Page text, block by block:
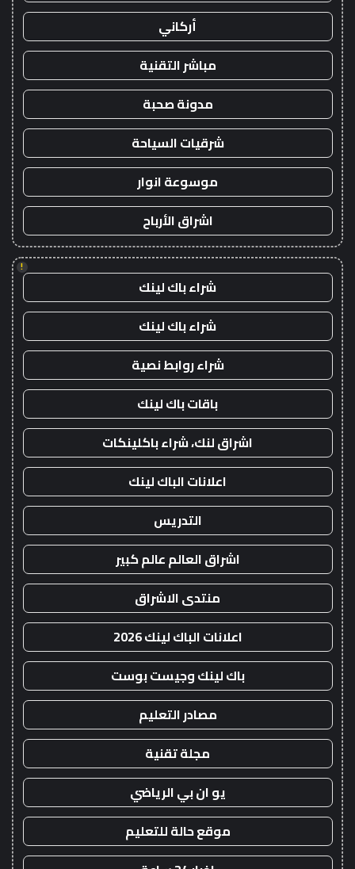
أركاني
مباشر التقنية
مدونة صحبة
شرقيات السياحة
موسوعة انوار
اشراق الأرباح
!
شراء باك لينك
شراء باك لينك
شراء روابط نصية
باقات باك لينك
اشراق لنك، شراء باكلينكات
اعلانات الباك لينك
التدريس
اشراق العالم عالم كبير
منتدى الاشراق
اعلانات الباك لينك 2026
باك لينك وجيست بوست
مصادر التعليم
مجلة تقنية
يو ان بي الرياضي
موقع حالة للتعليم